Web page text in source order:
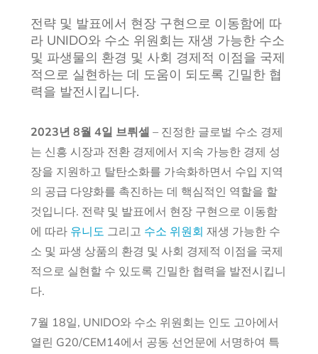
전략 및 발표에서 현장 구현으로 이동함에 따
라 UNIDO와 수소 위원회는 재생 가능한 수소
및 파생물의 환경 및 사회 경제적 이점을 국제
적으로 실현하는 데 도움이 되도록 긴밀한 협
력을 발전시킵니다.
2023년 8월 4일 브뤼셀 – 진정한 글로벌 수소 경제
는 신흥 시장과 전환 경제에서 지속 가능한 경제 성
장을 지원하고 탈탄소화를 가속화하면서 수입 지역
의 공급 다양화를 촉진하는 데 핵심적인 역할을 할
것입니다. 전략 및 발표에서 현장 구현으로 이동함
에 따라 유니도 그리고 수소 위원회 재생 가능한 수
소 및 파생 상품의 환경 및 사회 경제적 이점을 국제
적으로 실현할 수 있도록 긴밀한 협력을 발전시킵니
다.
7월 18일, UNIDO와 수소 위원회는 인도 고아에서
열린 G20/CEM14에서 공동 선언문에 서명하여 특